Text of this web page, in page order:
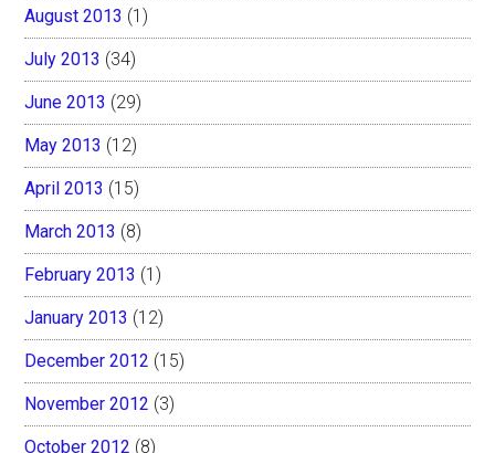
August 2013 (1)
July 2013 (34)
June 2013 (29)
May 2013 (12)
April 2013 (15)
March 2013 (8)
February 2013 (1)
January 2013 (12)
December 2012 (15)
November 2012 (3)
October 2012 (8)